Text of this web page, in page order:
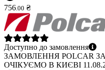
756.00 ₴
Доступно до замовлення
ЗАМОВЛЕННЯ POLCAR
ОЧІКУЄМО В КИЄВІ